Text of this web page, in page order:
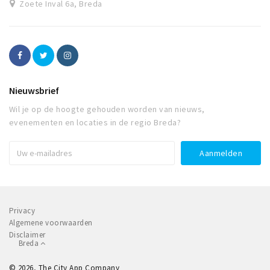
Zoete Inval 6a, Breda
Nieuwsbrief
Wil je op de hoogte gehouden worden van nieuws,
evenementen en locaties in de regio Breda?
Privacy
Algemene voorwaarden
Disclaimer
Breda
© 2026, The City App Company